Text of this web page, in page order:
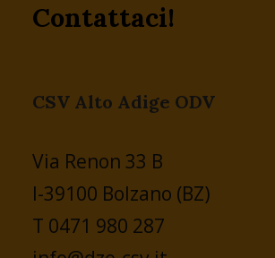
Contattaci!
CSV Alto Adige ODV
Via Renon 33 B
I-39100 Bolzano (BZ)
T 0471 980 287